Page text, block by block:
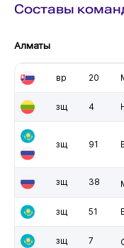
Составы
Алматы
вр 20
зщ 4
зщ 91
зщ 38
зщ 51
зщ 7